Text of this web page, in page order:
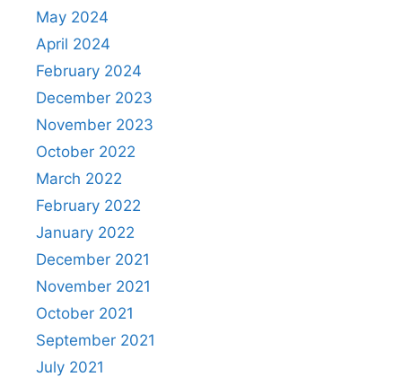
May 2024
April 2024
February 2024
December 2023
November 2023
October 2022
March 2022
February 2022
January 2022
December 2021
November 2021
October 2021
September 2021
July 2021